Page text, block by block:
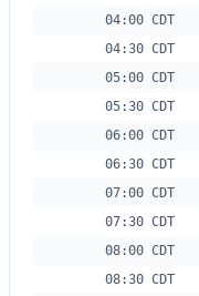
04:00 CDT
04:30 CDT
05:00 CDT
05:30 CDT
06:00 CDT
06:30 CDT
07:00 CDT
07:30 CDT
08:00 CDT
08:30 CDT